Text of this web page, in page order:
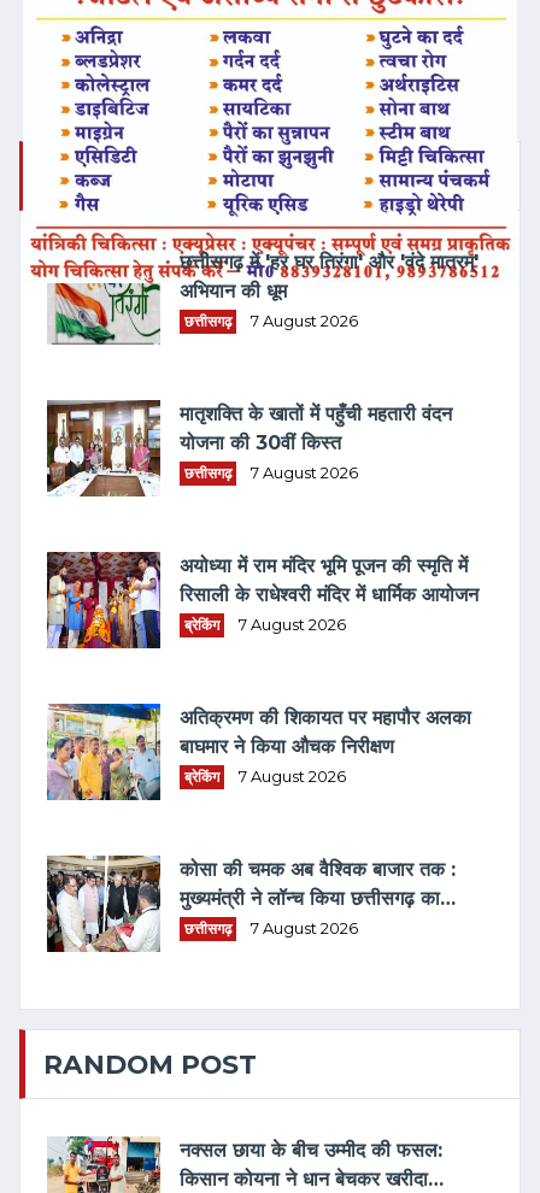
ताज़ा समाचार
छत्तीसगढ़ में 'हर घर तिरंगा' और 'वंदे मातरम्'
अभियान की धूम
छत्तीसगढ़ 7 August 2026
मातृशक्ति के खातों में पहुँची महतारी वंदन
योजना की 30वीं किस्त
छत्तीसगढ़ 7 August 2026
अयोध्या में राम मंदिर भूमि पूजन की स्मृति में
रिसाली के राधेश्वरी मंदिर में धार्मिक आयोजन
ब्रेकिंग 7 August 2026
अतिक्रमण की शिकायत पर महापौर अलका
बाघमार ने किया औचक निरीक्षण
ब्रेकिंग 7 August 2026
कोसा की चमक अब वैश्विक बाजार तक :
मुख्यमंत्री ने लॉन्च किया छत्तीसगढ़ का
प्रीमियम हैंडलूम ब्रांड 'कोशल फैब'
छत्तीसगढ़ 7 August 2026
RANDOM POST
नक्सल छाया के बीच उम्मीद की फसल:
किसान कोयना ने धान बेचकर खरीदा